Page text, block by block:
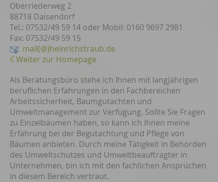
Oberriederweg 2
88718 Daisendorf
Tel.: 07532/49 59 14 oder Mobil: 0160 9697 2981
Fax: 07532/49 59 15
mail(@)heinrichstraub.de
Weiter zur Homepage
Als Beratungsbüro stehe ich Ihnen mit langjährigen
beruflichen Erfahrungen in den Fachbereichen
Arbeitssicherheit, Baumgutachten und
Umweltmanagement zur Verfügung. Sollte Sie Fragen
zu Einzelbäumen haben, so kann ich Ihnen meine
Erfahrung bei der Begutachtung und Pflege von
Bäumen anbieten. Durch meine Tätigkeit in Behörden
des Umweltschutzes und Umweltbeauftragter in
Unternehmen, bin ich mit den fachlichen Ansprüchen
in diesem Bereich vertraut.